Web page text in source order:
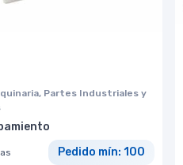
Partes Industriales y
Pedido mín: 100